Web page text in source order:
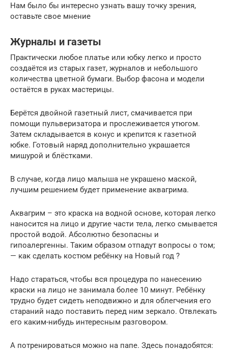
Нам было бы интересно узнать вашу точку зрения,
оставьте свое мнение
Журналы и газеты
Практически любое платье или юбку легко и просто
создаётся из старых газет, журналов и небольшого
количества цветной бумаги. Выбор фасона и модели
остаётся в руках мастерицы.
Берётся двойной газетный лист, смачивается при
помощи пульверизатора и прослеживается утюгом.
Затем складывается в конус и крепится к газетной
юбке. Готовый наряд дополнительно украшается
мишурой и блёстками.
В случае, когда лицо малыша не украшено маской,
лучшим решением будет применение аквагрима.
Аквагрим – это краска на водной основе, которая легко
наносится на лицо и другие части тела, легко смывается
простой водой. Абсолютно безопасны и
гипоалергенны. Таким образом отпадут вопросы о том;
— как сделать костюм ребёнку на Новый год ?
Надо стараться, чтобы вся процедура по нанесению
краски на лицо не занимала более 10 минут. Ребёнку
трудно будет сидеть неподвижно и для облегчения его
стараний надо поставить перед ним зеркало. Отвлекать
его каким-нибудь интересным разговором.
А потренироваться можно на папе. Здесь понадобятся: